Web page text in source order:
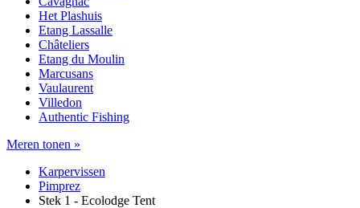
Het Plashuis
Etang Lassalle
Châteliers
Etang du Moulin
Marcusans
Vaulaurent
Villedon
Authentic Fishing
Meren tonen »
Karpervissen
Pimprez
Stek 1 - Ecolodge Tent